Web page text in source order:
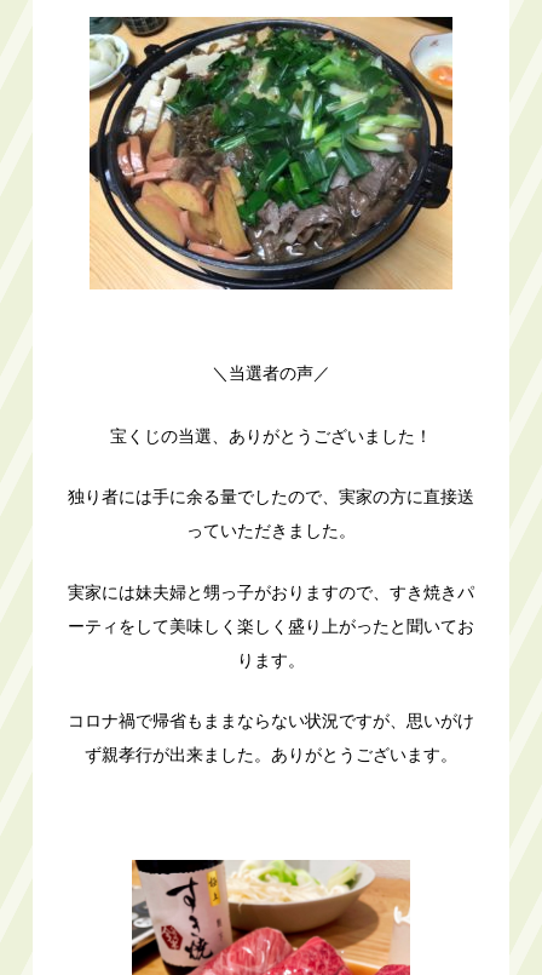
＼当選者の声／
宝くじの当選、ありがとうございました！
独り者には手に余る量でしたので、実家の方に直接送
っていただきました。
実家には妹夫婦と甥っ子がおりますので、すき焼きパ
ーティをして美味しく楽しく盛り上がったと聞いてお
ります。
コロナ禍で帰省もままならない状況ですが、思いがけ
ず親孝行が出来ました。ありがとうございます。